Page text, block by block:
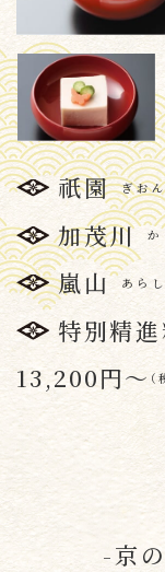
祇園 ぎお
加茂川 か
嵐山 あら
特別精
13,200円〜（
-京